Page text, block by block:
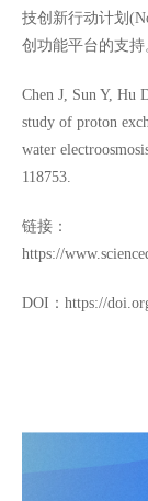
技创新行动计划
创功能平台的支
Chen J, Sun Y, Hu
study of proton
water
118753.
链接：
https://
DOI ： https://